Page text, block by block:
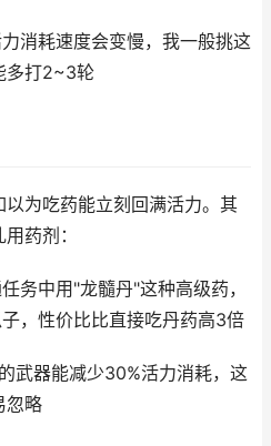
消耗速度会变慢，我一般挑这
多打2~3轮
为吃药能立刻回满活力。其
药剂：
务中用"龙髓丹"这种高级药，
，性价比比直接吃丹药高3倍
武器能减少30%活力消耗，这
忽略